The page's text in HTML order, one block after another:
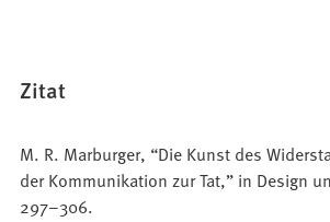
Zitat
M. R. Marburger, “Die Kunst des
der Kommunikation zur Tat,” in Design
297–306.